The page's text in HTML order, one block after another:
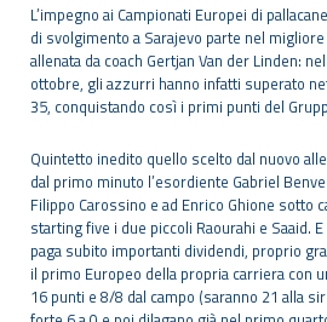
L’impegno ai Campionati Europei di
di svolgimento a Sarajevo parte nel
allenata da coach Gertjan Van der Linden:
ottobre, gli azzurri hanno infatti superato
35, conquistando così i primi punti del
Quintetto inedito quello scelto dal nuovo
dal primo minuto l’esordiente Gabriel
Filippo Carossino e ad Enrico Ghione sotto
starting five i due piccoli Raourahi e Saaid.
paga subito importanti dividendi, proprio
il primo Europeo della propria carriera con
16 punti e 8/8 dal campo (saranno 21 alla